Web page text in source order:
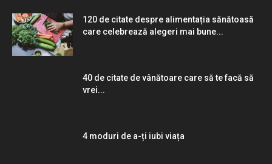
120 de citate despre alimentația sănătoasă
care celebrează alegeri mai bune...
40 de citate de vânătoare care să te facă să
vrei...
4 moduri de a-ți iubi viața